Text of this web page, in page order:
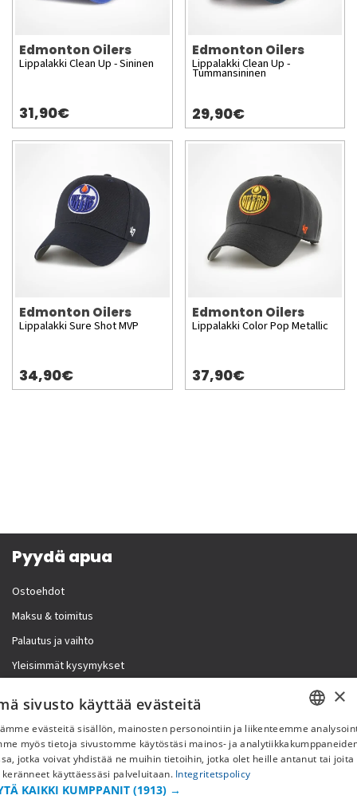
Edmonton Oilers
Lippalakki Clean Up - Sininen
31,90€
Edmonton Oilers
Lippalakki Clean Up -
Tummansininen
29,90€
Edmonton Oilers
Lippalakki Sure Shot MVP
34,90€
Edmonton Oilers
Lippalakki Color Pop Metallic
37,90€
Pyydä apua
Ostoehdot
Maksu & toimitus
Palautus ja vaihto
Yleisimmät kysymykset
Lisää meistä
Yritystiedot
FI
×
sivusto käyttää evästeitä
evästeitä sisällön, mainosten personointiin ja liikenteemme
myös tietoja sivustomme käytöstäsi mainos- ja
jotka voivat yhdistää ne muihin tietoihin, jotka olet heille antanut tai joita
keränneet käyttäessäsi palveluitaan. Integritetspolicy
KAIKKI KUMPPANIT (1913) →